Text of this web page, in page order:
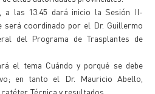
a las 13.45 dará inicio la Sesión II-
será coordinado por el Dr. Guillermo
del Programa de Trasplantes de
el tema Cuándo y porqué se debe
en tanto el Dr. Mauricio Abello,
Técnica y resultados.